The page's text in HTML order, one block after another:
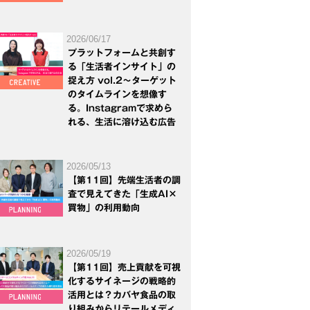
2026/06/17
プラットフォームと共創す
る「生活者インサイト」の
捉え方 vol.2～ターゲット
のタイムラインを想像す
る。Instagramで求めら
れる、生活に溶け込む広告
2026/05/13
【第11回】先端生活者の調
査で見えてきた「生成AI×
買物」の利用動向
2026/05/19
【第11回】売上貢献を可視
化するサイネージの戦略的
活用とは？カバヤ食品の取